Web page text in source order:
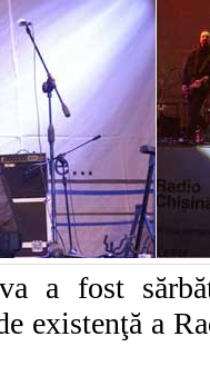
a fost
existenţă a